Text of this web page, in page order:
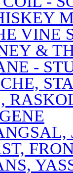
VINE
&
-